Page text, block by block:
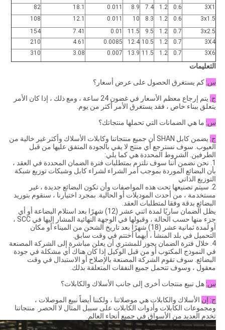
3X1
0.6
1.2
7.4
8.9
0.011
18.1
82
3x1.5
0.6
1.2
8.3
10
0.011
12.1
108
3x2.5
0.7
1.2
9.5
11.5
0.01
7.41
154
3X4
0.7
1.2
10.5
12.4
0.0085
4.61
210
3X6
0.7
1.2
11.5
13.9
0.007
3.08
310
التعليمات
س: كم يستغرق الحصول على عرض أسعار؟
ج:
يتم إرجاع معظم الأسعار في غضون 24 ساعة ، ومع ذلك ، إذا كان الأمر
يتعلق ببناء خاص ، فقد يستغرق الأمر أكثر من يوم.
س: ما هي الضمانات التي تحملها منتجاتك؟
ج:
يضمن كابل SHAN أن جميع منتجاتنا وكابلات الأسلاك وأكثر غير خالية من
العيوب. سوف نسترجع أي منتج لا يفي بالجودة المتفق عليها من قبل
الطرفين. الشروط المحددة هي كما يلي:
1. نحن نضمن أننا سوف نلتزم بمتطلبات فترة الضمان المحددة في العقد ،
بأن البضائع الموردة بموجب أمر الشراء لشراء كابل وشبكات توزيع شبكة
التوزيع الذاتي
2. سيتم تصنيعها تحت هذه المواصفات وأن تكون البضائع جديدة ، غير
مستخدمة ، من أحدث الموديلات أو الحالية. بمجرد اختيارنا ، سنقوم بتوريد
البضائع بدقة وفقا لمتطلبات العقد.
يظل الضمان ساريًا لمدة اثني عشر (12) شهرًا بعد استلام البضاعة أو أي
جزء منها حسب الحالة ، وقبولها في الوجهة النهائية المشار إليها في SCC ،
أو لمدة ثمانية عشر (18) شهرًا بعد تاريخ الشحن من الميناء أو مكان
التحميل في بلد المنشأ ، أيهما أختتم في وقت سابق.
4. خلال فترة الضمان يجوز للمشتري أن يعلن مباشرة إلى الشركة المصنعة
في النموذج المكتوب أو من قبل الوكيل إذا كان هناك أي مشكلة في جودة
البضائع. سوف تقوم الشركة المصنعة بالإصلاح أو الاستبدال في وقت
معقول ، وسوف تتحمل جميع النفقات المتعلقة بذلك.
س: هل تبيع منتجات أخرى إلى جانب الأسلاك والكابلات؟
ج: إن الأسلاك والكابلات هي موصلاتنا ، ولكننا أيضاً نبيع الموصلات ،
ومجموعات الكابلات وأدوات الكابلات على سبيل المثال لا الحصر. منتجاتنا
تخدم العديد من الأسواق في جميع أنحاء العالم.